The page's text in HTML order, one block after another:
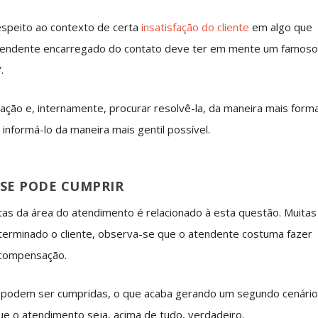
ao contexto de certainsatisfação do cliente em algo que
encarregado do contato deve ter em mente um famoso
e, internamente, procurar resolvê-la, da maneira mais
lo da maneira mais gentil possível.
PODE CUMPRIR
da área do atendimento é relacionado à esta questão. Muitas
o cliente, observa-se que o atendente costuma fazer
ser cumpridas, o que acaba gerando um segundo cenário
o atendimento seja, acima de tudo, verdadeiro.